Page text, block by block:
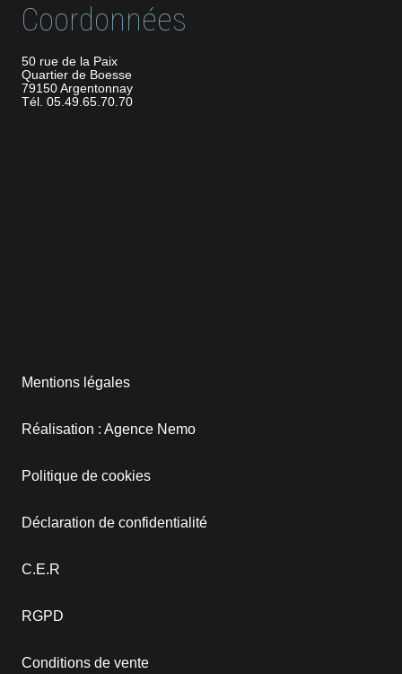
Coordonnées
50 rue de la Paix
Quartier de Boesse
79150 Argentonnay
Tél. 05.49.65.70.70
Mentions légales
Réalisation : Agence Nemo
Politique de cookies
Déclaration de confidentialité
C.E.R
RGPD
Conditions de vente